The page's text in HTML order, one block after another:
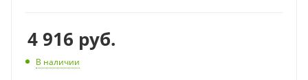
4 916 руб.
В наличии